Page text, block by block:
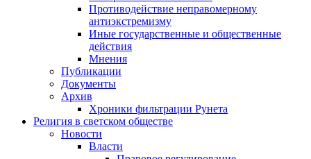
Противодействие неправомерному
антиэкстремизму
Иные государственные и общественные
действия
Мнения
Публикации
Документы
Архив
Хроники фильтрации Рунета
Религия в светском обществе
Новости
Власти